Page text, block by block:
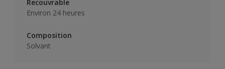
Recouvrable
Environ 24 heures
Composition
Solvant